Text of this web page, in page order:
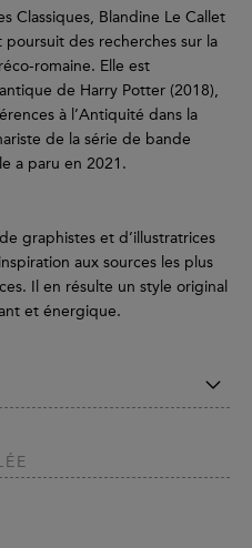
Classiques, Blandine Le Callet
poursuit des recherches sur la
romaine. Elle est
de Harry Potter (2018),
à l’Antiquité dans la
de la série de bande
a paru en 2021.
graphistes et d’illustratrices
aux sources les plus
Il en résulte un style original
et énergique.